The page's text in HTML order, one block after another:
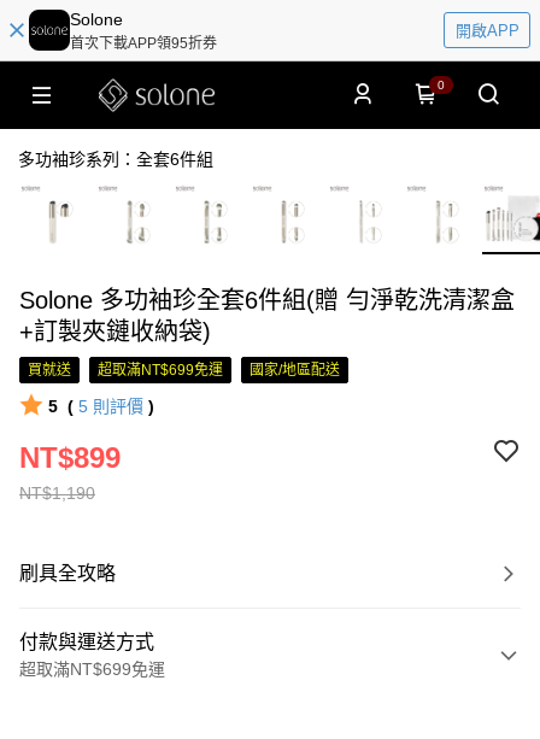
Solone
首次下載APP領95折券
開啟APP
0
多功袖珍系列：全套6件組
Solone 多功袖珍全套6件組(贈 勻淨乾洗清潔盒
+訂製夾鏈收納袋)
買就送 超取滿NT$699免運 國家/地區配送
5 ( 5 則評價 )
NT$1,190
NT$899
刷具全攻略
付款與運送方式
超取滿NT$699免運